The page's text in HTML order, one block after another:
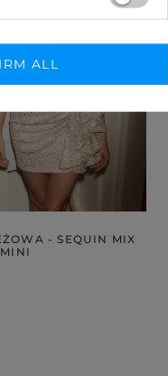
- SEQUIN MIX
ALL